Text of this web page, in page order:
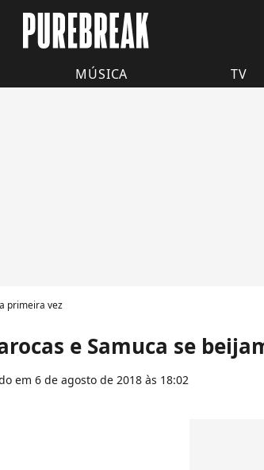
MÚSICA TV
primeira vez
e Samuca se
em 6 de agosto de 2018 às 18:02